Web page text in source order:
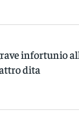
infortunio
dita